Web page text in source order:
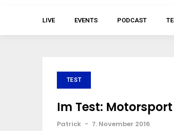
LIVE EVENTS PODCAST
TEST
Im Test:
Patrick - 7. November 2016